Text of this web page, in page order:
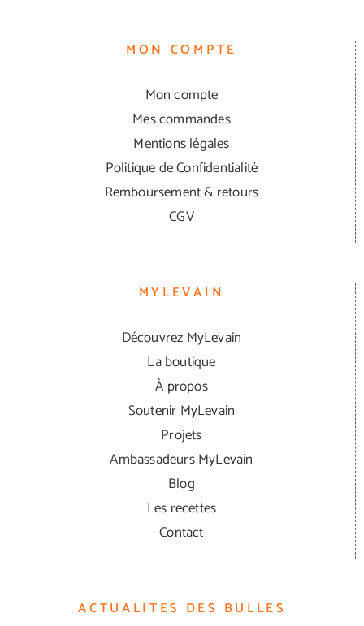
MON COMPTE
Mon compte
Mes commandes
Mentions légales
Politique de Confidentialité
Remboursement & retours
CGV
MYLEVAIN
Découvrez MyLevain
La boutique
À propos
Soutenir MyLevain
Projets
Ambassadeurs MyLevain
Blog
Les recettes
Contact
ACTUALITES DES BULLES